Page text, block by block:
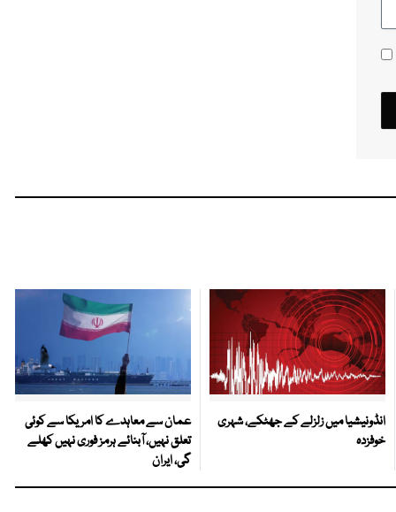
انڈونیشیا میں زلزلے کے جھٹکے، شہری
خوفزدہ
عمان سے معاہدے کا امریکا سے کوئی
تعلق نہیں، آبنائے ہرمز فوری نہیں کھلے
گی، ایران